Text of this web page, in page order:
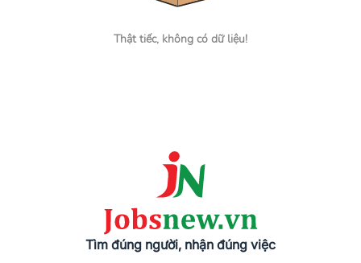
Thật tiếc, không có dữ liệu!
Tìm đúng người, nhận đúng việc